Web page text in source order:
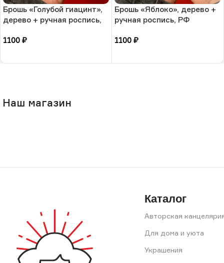
Брошь «Голубой гиацинт»,
дерево + ручная роспись,
1100 ₽
Брошь «Яблоко», дерево +
ручная роспись, РФ
1100 ₽
Наш магазин
Каталог
Авторская
Для дома и уюта
Украшения